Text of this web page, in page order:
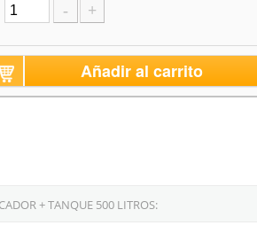
- +
Añadir al carrito
+ TANQUE 500 LITROS: